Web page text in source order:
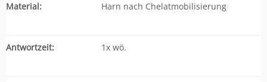
Material: Harn nach Chelatmobilisierung
Antwortzeit: 1x wö.